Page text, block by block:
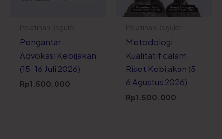
Pelatihan Reguler
Pengantar
Advokasi Kebijakan
(15-16 Juli 2026)
Rp1.500.000
Pelatihan Reguler
Metodologi
Kualitatif dalam
Riset Kebijakan (5-
6 Agustus 2026)
Rp1.500.000